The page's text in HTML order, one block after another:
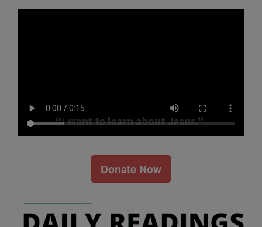
Donate Now